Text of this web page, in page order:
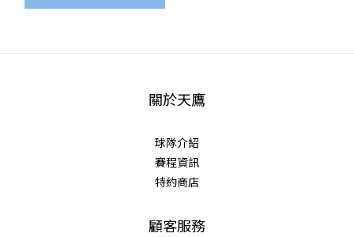
關於天鷹
球隊介紹
賽程資訊
特約商店
顧客服務